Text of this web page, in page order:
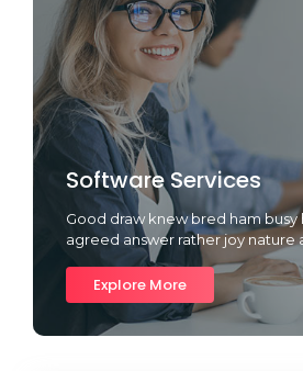
Software Services
Good draw knew bred ham busy
agreed answer rather joy nature
Explore More